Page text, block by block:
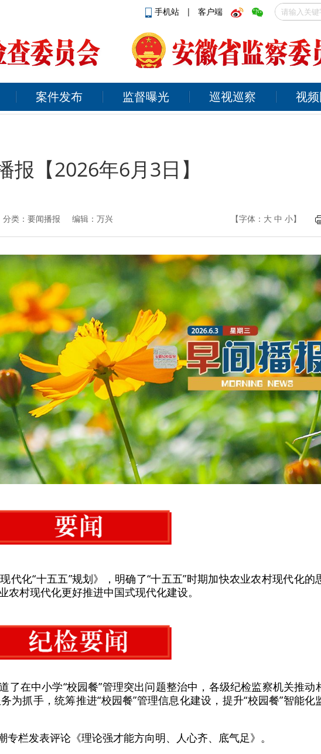
手机站 | 客户端
案件发布 监督曝光 巡视巡察 视
报【2026年6月3日】
类：要闻播报 编辑：万兴 【字体： 大 中 小】
代化“十五五”规划》，明确了“十五五”时期加快农业农村现代化的
村现代化更好推进中国式现代化建设。
了在中小学“校园餐”管理突出问题整治中，各级纪检监察机关推动
为抓手，统筹推进“校园餐”管理信息化建设，提升“校园餐”智能化
栏发表评论《理论强才能方向明、人心齐、底气足》。